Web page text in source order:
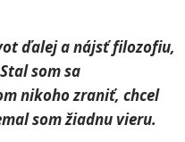
ďalej a nájsť filozofiu,
som sa
nikoho zraniť, chcel
som žiadnu vieru.